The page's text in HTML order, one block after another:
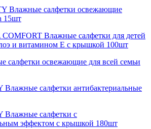
Влажные салфетки освежающие
15шт
Влажные салфетки для детей
и витамином Е с крышкой 100шт
салфетки освежающие для всей семьи
салфетки антибактериальные
Влажные салфетки с
эффектом с крышкой 180шт